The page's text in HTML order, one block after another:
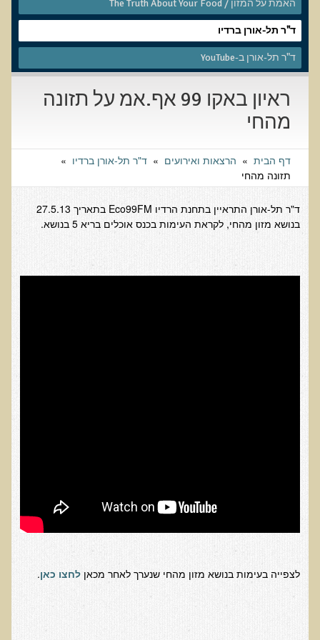
שאלונים רפואיים פונקציונאליים
טופס קבלה לייעוץ קליני
טופס הרשמה לקבלת ייעוץ / טיפול + טופס פרטי בריאות
היסטוריה כרונולוגית
שאלון DASS
שאלון Identi-T Stress Assesment
שאלון נוירוביהוויוראלי
בדיקת טמפרטורה
מידע מקצועי לרופאים ומטפלים על בדיקת ה-AMAS
ספרות מדעית - בדיקת AMAS
פאנל קרדיו-ווסקולרי - לבריאות מערכת כלי הדם והלב
בדיקת שיער לאיתור מחסור במינרלים
האמת על המזון / The Truth About Your Food
ד"ר תל-אורן ברדיו
ד"ר תל-אורן ב-YouTube
ראיון באקו 99 אף.אמ על תזונה
מהחי
דף הבית » הרצאות ואירועים » ד"ר תל-אורן ברדיו »
תזונה מהחי
ד"ר תל-אורן התראיין בתחנת הרדיו Eco99FM בתאריך 27.5.13
בנושא מזון מהחי, לקראת העימות בכנס אוכלים בריא 5 בנושא.
לצפייה בעימות בנושא מזון מהחי שנערך לאחר מכאןלחצו כאן.